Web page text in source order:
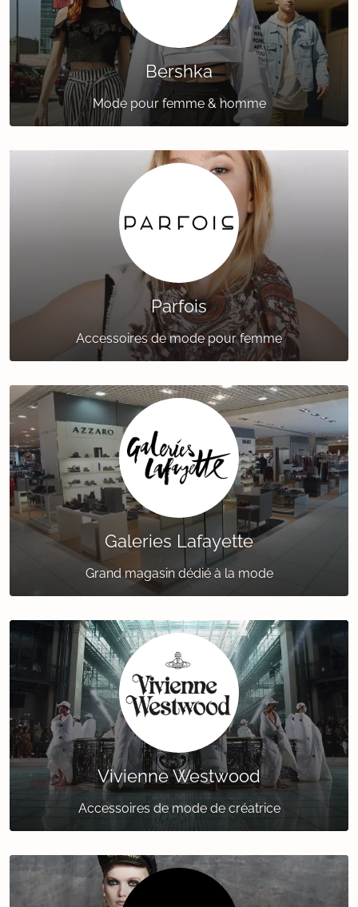
Bershka
Mode pour femme & homme
Parfois
Accessoires de mode pour femme
Galeries Lafayette
Grand magasin dédié à la mode
Vivienne Westwood
Accessoires de mode de créatrice